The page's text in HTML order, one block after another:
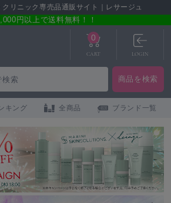
クリニック専売品通販サイト｜レサージュ
円以上で送料無料！！
0
CART LOGIN
キング 全商品 ブランド一覧